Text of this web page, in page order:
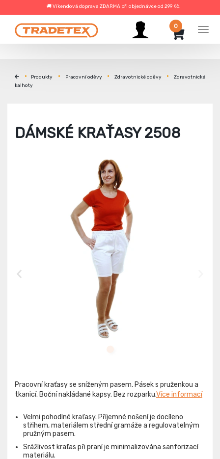
🚚 Víkendová doprava ZDARMA při objednávce od 299 Kč.
0
Produkty Pracovní oděvy Zdravotnické oděvy
Zdravotnické
kalhoty
DÁMSKÉ KRAŤASY 2508
Pracovní kraťasy se sníženým pasem. Pásek s pruženkou a
tkanicí. Boční nakládané kapsy. Bez rozparku.Více informací
Velmi pohodlné kraťasy. Příjemné nošení je docíleno
střihem, materiálem střední gramáže a regulovatelným
pružným pasem.
Srážlivost kraťas při praní je minimalizována sanforizací
materiálu.